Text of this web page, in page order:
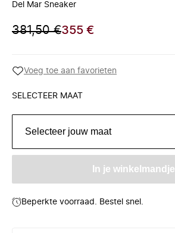
Del Mar Sneaker
381,50 €355 €
Voeg toe aan favorieten
SELECTEER MAAT
Selecteer jouw maat
In je winkelmandje
Beperkte voorraad. Bestel snel.